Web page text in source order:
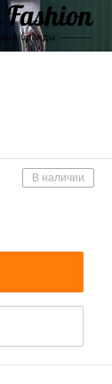
В наличии